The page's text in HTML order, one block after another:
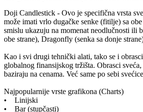
Doji Candlestick - Ovo je specifična vrsta
može imati vrlo dugačke senke (fitilje) sa
smislu ukazuju na momenat neodlučnosti ili
obe strane), Dragonfly (senka sa donje
Kao i svi drugi tehnički alati, tako se i
globalnog finansijskog tržišta. Obrasci
baziraju na cenama. Već same po sebi
Najpopularnije vrste grafikona (Charts)
• Linijski
• Bar (stupčasti)